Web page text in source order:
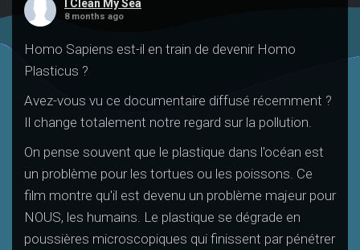
I Clean My Sea
8 months ago
Homo Sapiens est-il en train de devenir Homo
Plasticus ?
Avez-vous vu ce documentaire diffusé récemment ?
Il change totalement notre regard sur la pollution.
On pense souvent que le plastique dans l'océan est
un problème pour les tortues ou les poissons. Ce
film montre qu'il est devenu un problème majeur pour
NOUS, les humains. Le plastique se dégrade en
poussières microscopiques qui finissent par pénétrer